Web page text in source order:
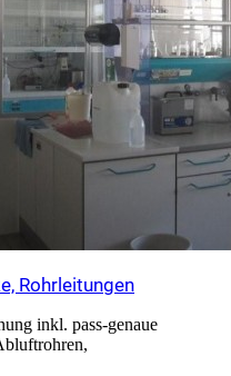
Rohrleitungen
inkl. pass-genaue